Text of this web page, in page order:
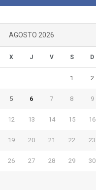
AGOSTO 2026
X J V S D
1 2
5 6 7 8 9
12 13 14 15 16
19 20 21 22 23
26 27 28 29 30